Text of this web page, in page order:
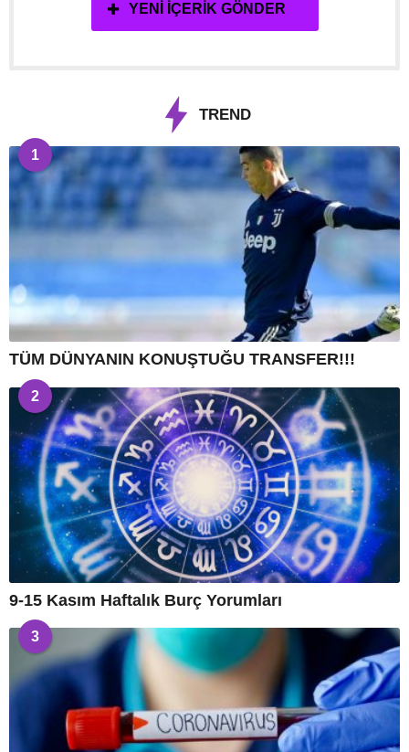
YENI İÇERIK GÖNDER
TREND
1
TÜM DÜNYANIN KONUŞTUĞU TRANSFER!!!
2
9-15 Kasım Haftalık Burç Yorumları
3